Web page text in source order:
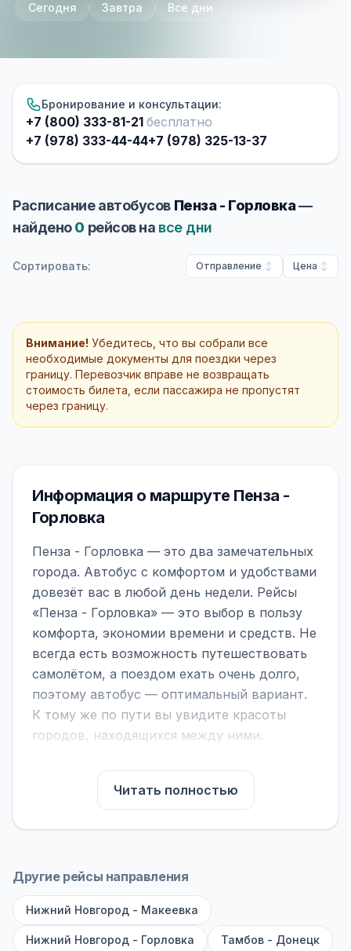
Сегодня Завтра Все дни
Бронирование и консультации:
+7 (800) 333-81-21 бесплатно
+7 (978) 333-44-44+7 (978) 325-13-37
Расписание автобусов Пенза - Горловка—
найдено0 рейсов на все дни
Сортировать: Отправление Цена
Внимание! Убедитесь, что вы собрали все
необходимые документы для поездки через
границу. Перевозчик вправе не возвращать
стоимость билета, если пассажира не пропустят
через границу.
Информация о маршруте Пенза -
Горловка
Пенза - Горловка — это два замечательных
города. Автобус с комфортом и удобствами
довезёт вас в любой день недели. Рейсы
«Пенза - Горловка» — это выбор в пользу
комфорта, экономии времени и средств. Не
всегда есть возможность путешествовать
самолётом, а поездом ехать очень долго,
поэтому автобус — оптимальный вариант.
К тому же по пути вы увидите красоты
городов, находящихся между ними.
На нашем сайте вы можете найти
расписание автобусов Пенза - Горловка,
сравнить рейсы и выбрать подходящий.
Если важна скорость — обратите внимание
комфорт — выбирайте большие автобусы
дорога ощущается меньше.
По маршруту предусмотрены остановки:
Читать полностью
Другие рейсы направления
Нижний Новгород - Макеевка
Нижний Новгород - Горловка Тамбов - Донецк